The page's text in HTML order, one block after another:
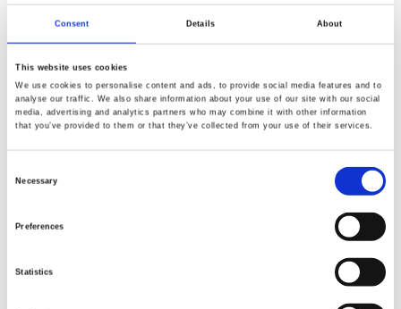
Consent Details About
This website uses cookies
We use cookies to personalise content and ads, to provide social media features and to
analyse our traffic. We also share information about your use of our site with our social
media, advertising and analytics partners who may combine it with other information
that you’ve provided to them or that they’ve collected from your use of their services.
Necessary
Preferences
Statistics
Steel Magnolias Steel Magnolias